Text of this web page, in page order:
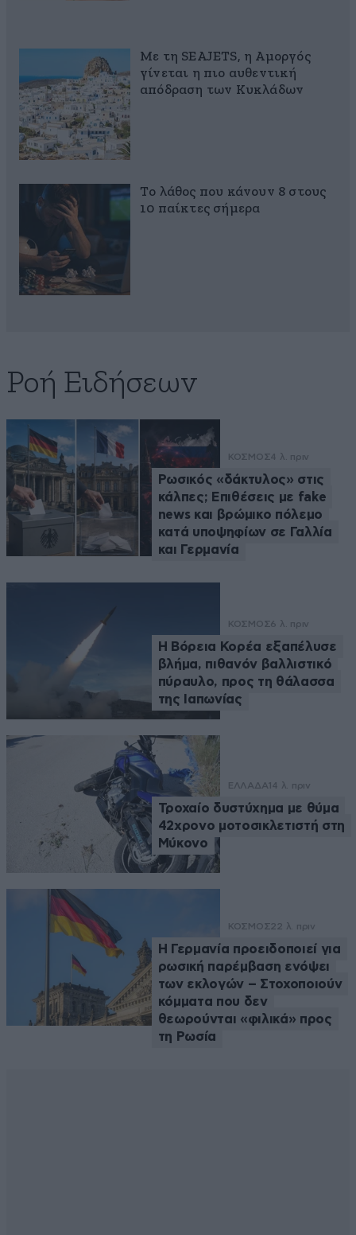
Με τη SEAJETS, η Αμοργός
γίνεται η πιο αυθεντική
απόδραση των Κυκλάδων
Το λάθος που κάνουν 8 στους
10 παίκτες σήμερα
Ροή Ειδήσεων
ΚΟΣΜΟΣ4 λ. πριν
Ρωσικός «δάκτυλος» στις
κάλπες; Επιθέσεις με fake
news και βρώμικο πόλεμο
κατά υποψηφίων σε Γαλλία
και Γερμανία
ΚΟΣΜΟΣ6 λ. πριν
Η Βόρεια Κορέα εξαπέλυσε
βλήμα, πιθανόν βαλλιστικό
πύραυλο, προς τη θάλασσα
της Ιαπωνίας
ΕΛΛΑΔΑ 14 λ. πριν
Τροχαίο δυστύχημα με θύμα
42χρονο μοτοσικλετιστή στη
Μύκονο
ΚΟΣΜΟΣ22 λ. πριν
Η Γερμανία προειδοποιεί για
ρωσική παρέμβαση ενόψει
των εκλογών – Στοχοποιούν
κόμματα που δεν
θεωρούνται «φιλικά» προς
τη Ρωσία